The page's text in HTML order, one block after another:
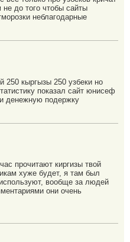
не до того чтобы сайты
неблагодарные
250 кыргызы 250 узбеки но
показал сайт юнисеф
денежную подержку
прочитают киргизы твой
хуже будет, я там был
вообще за людей
они очень